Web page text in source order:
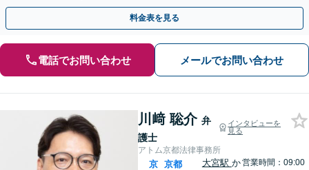
さい【分割払い可】
料金表を見る
電話でお問い合わせ メールでお問い合わせ
川﨑 聡介 弁
護士
インタビューを
見る
アトム京都法律事務所
京
京都
大宮駅 か営業時間：09:00